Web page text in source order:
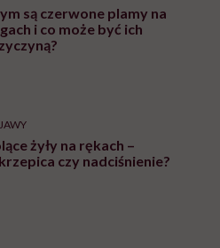
są czerwone plamy na
i co może być ich
żyły na rękach –
czy nadciśnienie?